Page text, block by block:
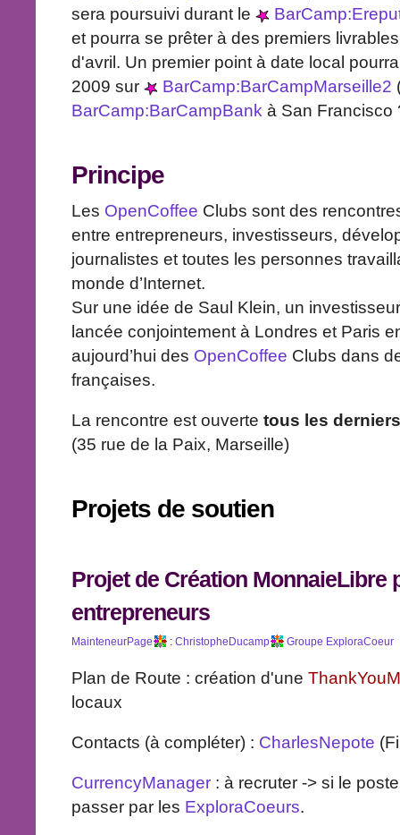
sera poursuivi durant le
et pourra se prêter à des premiers
d'avril. Un premier point à date local
2009 sur
BarCamp:BarCampMarseille2
BarCamp:BarCampBank à San Francisco
Principe
Les OpenCoffee Clubs sont des
entre entrepreneurs, investisseurs,
journalistes et toutes les personnes
monde d’Internet.
Sur une idée de Saul Klein, un
lancée conjointement à Londres et Paris
aujourd’hui des OpenCoffee Clubs dans
françaises.
La rencontre est ouverte tous les
(35 rue de la Paix, Marseille)
Projets de soutien
Projet de Création MonnaieLibre
entrepreneurs
MainteneurPage : ChristopheDucamp Groupe ExploraCoeur
Plan de Route : création d'une
locaux
Contacts (à compléter) : CharlesNepote
CurrencyManager : à recruter -> si le
passer par les ExploraCoeurs.